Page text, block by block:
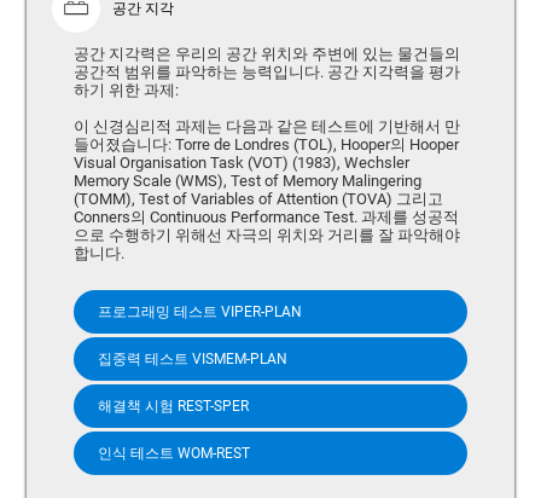
공간 지각
공간 지각력은 우리의 공간 위치와 주변에 있는 물건들의
공간적 범위를 파악하는 능력입니다. 공간 지각력을 평가
하기 위한 과제:
이 신경심리적 과제는 다음과 같은 테스트에 기반해서 만
들어졌습니다: Torre de Londres (TOL), Hooper의 Hooper
Visual Organisation Task (VOT) (1983), Wechsler
Memory Scale (WMS), Test of Memory Malingering
(TOMM), Test of Variables of Attention (TOVA) 그리고
Conners의 Continuous Performance Test. 과제를 성공적
으로 수행하기 위해선 자극의 위치와 거리를 잘 파악해야
합니다.
프로그래밍 테스트 VIPER-PLAN
집중력 테스트 VISMEM-PLAN
해결책 시험 REST-SPER
인식 테스트 WOM-REST